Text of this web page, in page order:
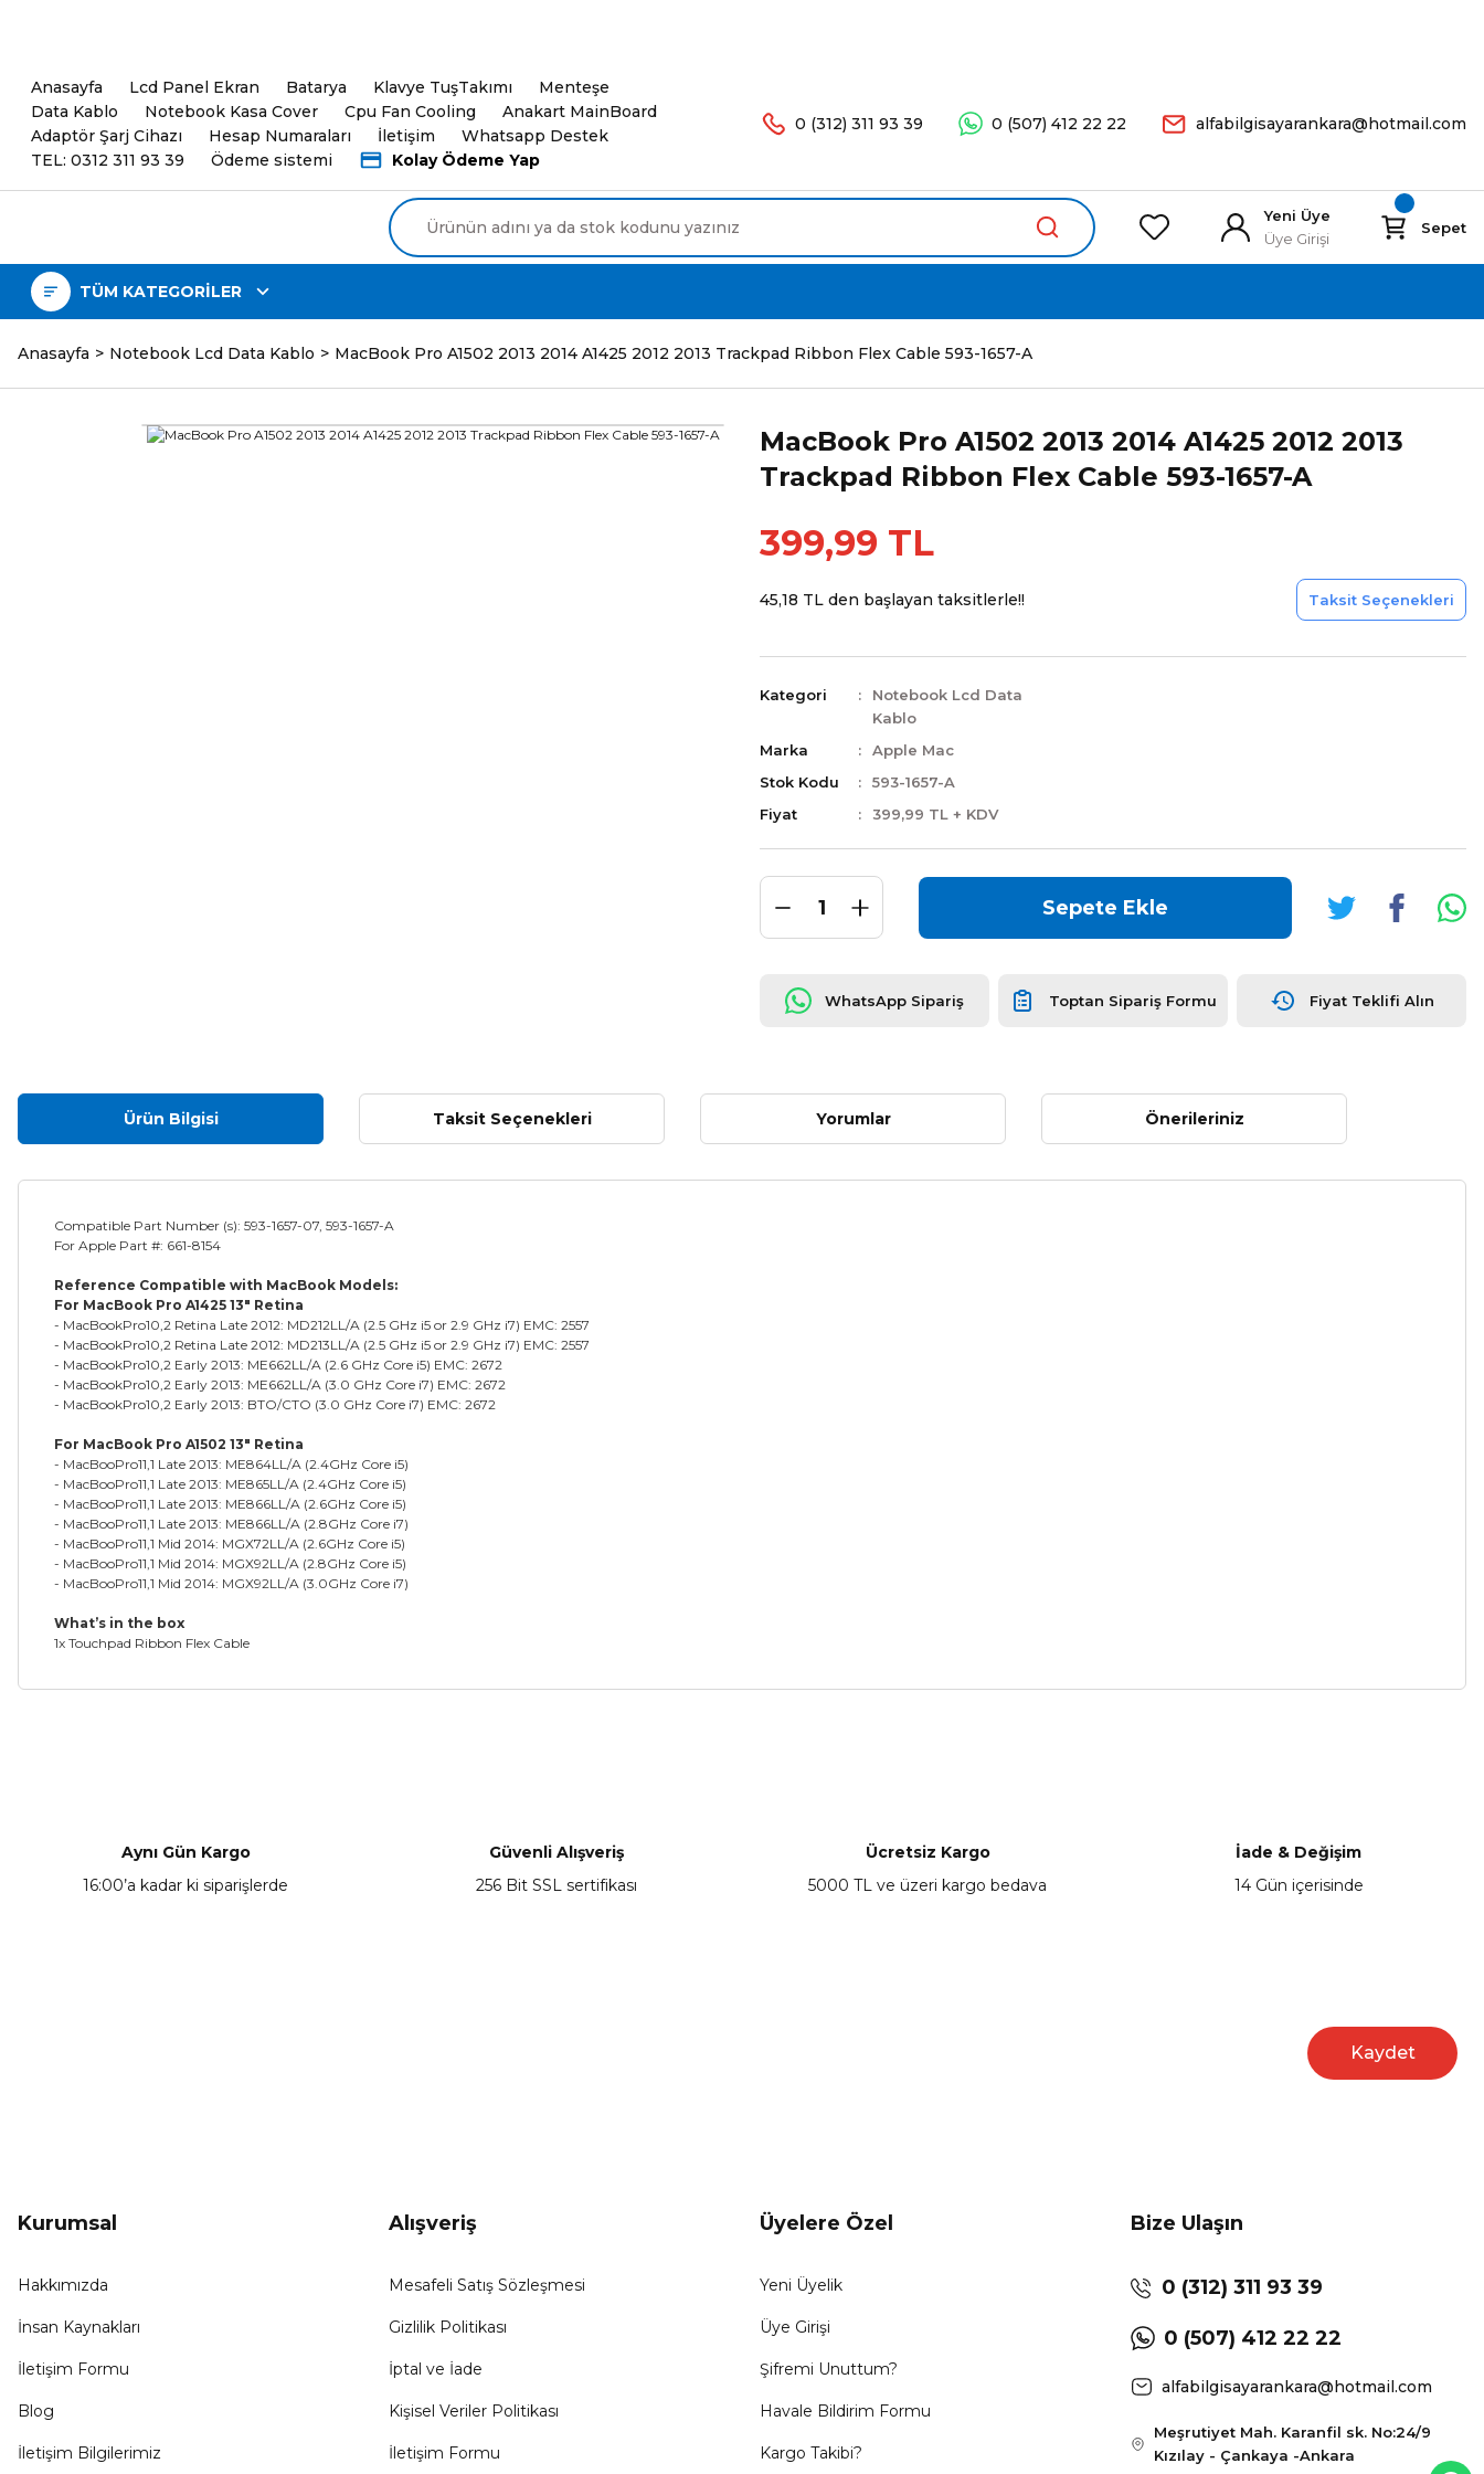
Anasayfa Lcd Panel Ekran Batarya Klavye TuşTakımı
Menteşe
Data Kablo
Notebook Kasa Cover Cpu Fan Cooling
Anakart MainBoard
Adaptör Şarj Cihazı
Hesap Numaraları İletişim
Whatsapp Destek
TEL: 0312 311 93 39
Ödeme sistemi Kolay Ödeme Yap
0 (312) 311 93 39 0 (507) 412 22 22 alfabilgisayarankara@hotmail.com
Yeni Üye
Üye Girişi
Sepet
TÜM KATEGORİLER
Anasayfa Notebook Lcd Data Kablo MacBook Pro A1502 2013 2014 A1425 2012 2013 Trackpad Ribbon Flex Cable 593-1657-A
MacBook Pro A1502 2013 2014 A1425 2012 2013
Trackpad Ribbon Flex Cable 593-1657-A
399,99 TL
45,18 TL den başlayan taksitlerle!! Taksit Seçenekleri
Kategori
Notebook Lcd Data
Kablo
Marka
Apple Mac
Stok Kodu
593-1657-A
Fiyat
399,99 TL + KDV
Sepete Ekle
WhatsApp Sipariş Toptan Sipariş Formu Fiyat Teklifi Alın
Ürün Bilgisi Taksit Seçenekleri Yorumlar Önerileriniz
Compatible Part Number (s): 593-1657-07, 593-1657-A
For Apple Part #: 661-8154
Reference Compatible with MacBook Models:
For MacBook Pro A1425 13" Retina
- MacBookPro10,2 Retina Late 2012: MD212LL/A (2.5 GHz i5 or 2.9 GHz i7) EMC: 2557
- MacBookPro10,2 Retina Late 2012: MD213LL/A (2.5 GHz i5 or 2.9 GHz i7) EMC: 2557
- MacBookPro10,2 Early 2013: ME662LL/A (2.6 GHz Core i5) EMC: 2672
- MacBookPro10,2 Early 2013: ME662LL/A (3.0 GHz Core i7) EMC: 2672
- MacBookPro10,2 Early 2013: BTO/CTO (3.0 GHz Core i7) EMC: 2672
For MacBook Pro A1502 13" Retina
- MacBooPro11,1 Late 2013: ME864LL/A (2.4GHz Core i5)
- MacBooPro11,1 Late 2013: ME865LL/A (2.4GHz Core i5)
- MacBooPro11,1 Late 2013: ME866LL/A (2.6GHz Core i5)
- MacBooPro11,1 Late 2013: ME866LL/A (2.8GHz Core i7)
- MacBooPro11,1 Mid 2014: MGX72LL/A (2.6GHz Core i5)
- MacBooPro11,1 Mid 2014: MGX92LL/A (2.8GHz Core i5)
- MacBooPro11,1 Mid 2014: MGX92LL/A (3.0GHz Core i7)
What’s in the box
1x Touchpad Ribbon Flex Cable
Ürün açıklamasında eksik bilgiler bulunuyor.
Ürün bilgilerinde hatalar bulunuyor.
Aynı Gün Kargo
16:00’a kadar ki siparişlerde
Güvenli Alışveriş
256 Bit SSL sertifikası
Ücretsiz Kargo
5000 TL ve üzeri kargo bedava
İade & Değişim
14 Gün içerisinde
Kaydet
Kurumsal
Hakkımızda
İnsan Kaynakları
İletişim Formu
Blog
İletişim Bilgilerimiz
Alışveriş
Mesafeli Satış Sözleşmesi
Gizlilik Politikası
İptal ve İade
Kişisel Veriler Politikası
İletişim Formu
Üyelere Özel
Yeni Üyelik
Üye Girişi
Şifremi Unuttum?
Havale Bildirim Formu
Kargo Takibi?
Bize Ulaşın
0 (312) 311 93 39
0 (507) 412 22 22
alfabilgisayarankara@hotmail.com
Meşrutiyet Mah. Karanfil sk. No:24/9
Kızılay - Çankaya -Ankara